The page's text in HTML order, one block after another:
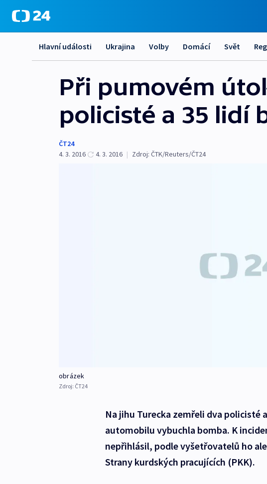
Hlavní události Ukrajina Volby Domácí Svět
Při pumovém
policisté a 35 lidí
ČT24
4. 3. 2016
4. 3. 2016 | Zdroj: ČTK/Reuters/ČT24
obrázek
Zdroj: ČT24
Na jihu Turecka zemřeli dva policisté
automobilu vybuchla bomba. K
nepřihlásil, podle vyšetřovatelů ho
Strany kurdských pracujících (PKK).